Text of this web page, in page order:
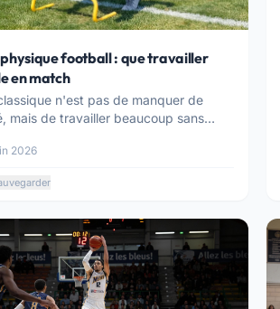
football : que travailler
en match
n'est pas de manquer de
mais de travailler beaucoup sans
2026